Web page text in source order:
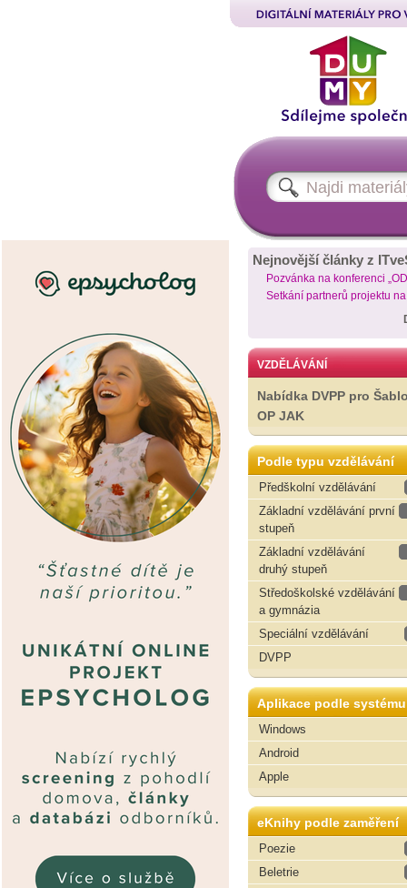
Nejnovější články z
Pozvánka na konferenci
Setkání partnerů projektu
VZDĚLÁVÁNÍ
Nabídka DVPP pro
OP JAK
Podle typu vzdělávání
Předškolní vzdělávání
Základní vzdělávání první
stupeň
Základní vzdělávání
druhý stupeň
Středoškolské vzdělávání
a gymnázia
Speciální vzdělávání
DVPP
Aplikace podle systému
Windows
Android
Apple
eKnihy podle zaměření
Poezie
Beletrie